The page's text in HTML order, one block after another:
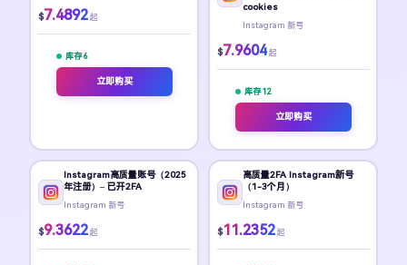
$7.4892 起
库存 6
立即购买
cookies
Instagram 新号
$7.9604 起
库存 12
立即购买
Instagram高质量账号（2025
年注册）– 已开2FA
Instagram 新号
$9.3622 起
高质量2FA Instagram新号
（1-3个月）
Instagram 新号
$11.2352 起